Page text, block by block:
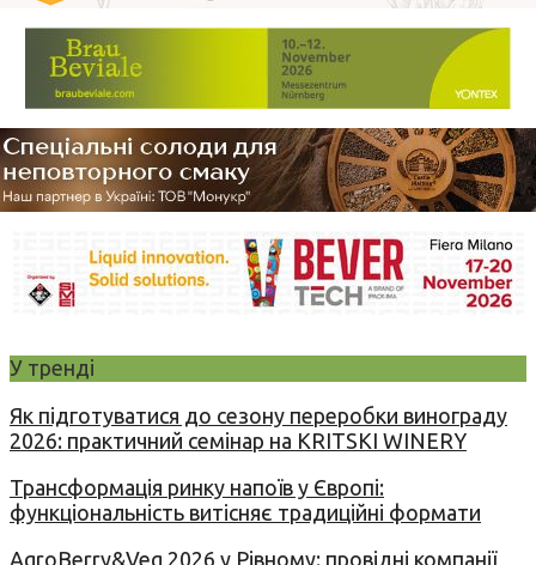
У тренді
Як підготуватися до сезону переробки винограду
2026: практичний семінар на KRITSKI WINERY
Трансформація ринку напоїв у Європі:
функціональність витісняє традиційні формати
AgroBerry&Veg 2026 у Рівному: провідні компанії